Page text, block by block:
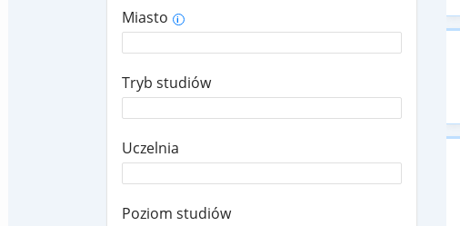
Miasto i
Tryb studiów
Uczelnia
Poziom studiów